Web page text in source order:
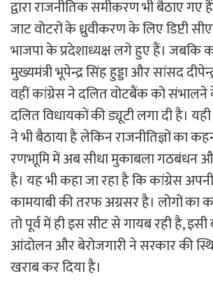
द्वारा राजनीतिक समीकरण भी बैठाए गए
जाट वोटरों के ध्रुवीकरण के लिए डिप्टी
भाजपा के प्रदेशाध्यक्ष लगे हुए हैं। जबकि
मुख्यमंत्री भूपेन्द्र सिंह हुड्डा और सांसद
वहीं कांग्रेस ने दलित वोटबैंक को
दलित विधायकों की ड्यूटी लगा दी है।
ने भी बैठाया है लेकिन राजनीतिज्ञों का
रणभाूमि में अब सीधा मुकाबला गठबंधन
है। यह भी कहा जा रहा है कि कांग्रेस अपनी
कामयाबी की तरफ अग्रसर है। लोगों का
तो पूर्व में ही इस सीट से गायब रही है,
आंदोलन और बेरोजगारी ने सरकार की
खराब कर दिया है।